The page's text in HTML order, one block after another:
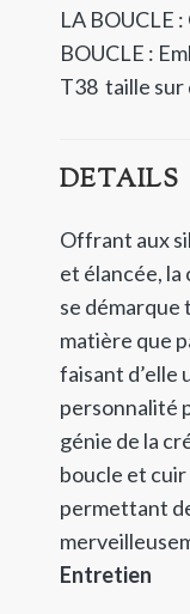
LA BOUCLE
BOUCLE :
T38 taille sur
DETAILS
Offrant aux
et élancée,
se démarque
matière que
faisant d’elle
personnalité
génie de la
boucle et
permettant
Entretien